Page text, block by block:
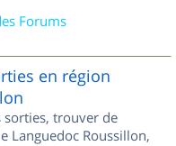
Forums
en région
sorties, trouver de
Languedoc Roussillon,